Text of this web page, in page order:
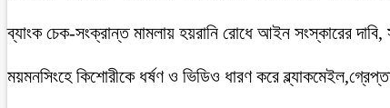
ব্যাংক চেক-সংক্রান্ত মামলায় হয়রানি রোধে আইন সংস্কারের দাবি,
ময়মনসিংহে কিশোরীকে ধর্ষণ ও ভিডিও ধারণ করে